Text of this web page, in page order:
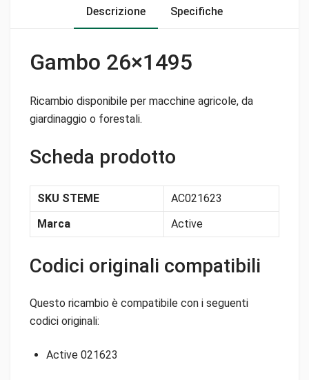
Descrizione Specifiche
Gambo 26×1495
Ricambio disponibile per macchine agricole, da
giardinaggio o forestali.
Scheda prodotto
SKU STEME
AC021623
Marca
Active
Codici originali compatibili
Questo ricambio è compatibile con i seguenti
codici originali:
Active 021623